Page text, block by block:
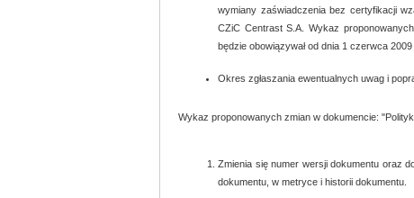
wymiany zaświadczenia bez certyfikacji
CZiC Centrast S.A. Wykaz
będzie obowiązywał od dnia 1 czerwca 2009
Okres zgłaszania ewentualnych uwag i
Wykaz proponowanych zmian w dokumencie:
Zmienia się numer wersji dokumentu oraz
dokumentu, w metryce i historii dokumentu.